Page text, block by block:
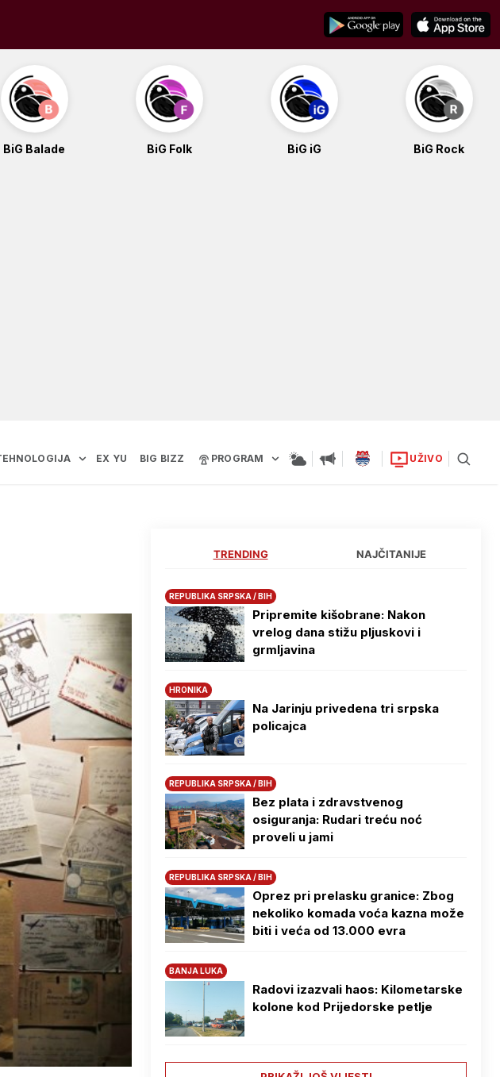
BiG Balade BiG Folk BiG iG BiG Rock
EX YU BIG BIZZ PROGRAM UŽIVO
TRENDING NAJČITANIJE
REPUBLIKA SRPSKA / BIH
Pripremite kišobrane: Nakon
vrelog dana stižu pljuskovi i
grmljavina
HRONIKA
Na Јarinju privedena tri srpska
policajca
REPUBLIKA SRPSKA / BIH
Bez plata i zdravstvenog
osiguranja: Rudari treću noć
proveli u jami
REPUBLIKA SRPSKA / BIH
Oprez pri prelasku granice: Zbog
nekoliko komada voća kazna može
biti i veća od 13.000 evra
BANJA LUKA
Radovi izazvali haos: Kilometarske
kolone kod Prijedorske petlje